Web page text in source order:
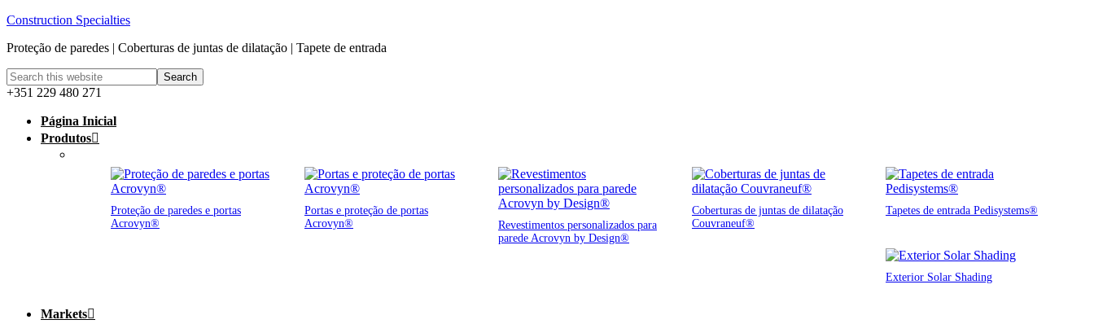
Construction Specialties
Proteção de paredes | Coberturas de juntas de dilatação | Tapete de entrada
+351 229 480 271
Página Inicial
Produtos
Proteção de paredes e portas
Acrovyn®
Portas e proteção de portas
Acrovyn®
Revestimentos personalizados para
parede Acrovyn by Design®
Coberturas de juntas de dilatação
Couvraneuf®
Tapetes de entrada Pedisystems®
Exterior Solar Shading
Markets